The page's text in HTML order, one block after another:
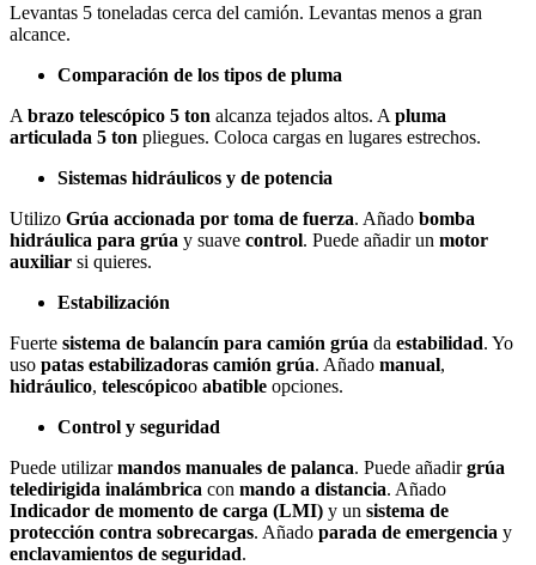
Levantas 5 toneladas cerca del camión. Levantas menos a gran
alcance.
Comparación de los tipos de pluma
A brazo telescópico 5 ton alcanza tejados altos. A pluma
articulada 5 ton pliegues. Coloca cargas en lugares estrechos.
Sistemas hidráulicos y de potencia
Utilizo Grúa accionada por toma de fuerza. Añado bomba
hidráulica para grúa y suave control. Puede añadir un motor
auxiliar si quieres.
Estabilización
Fuerte sistema de balancín para camión grúa da estabilidad. Yo
uso patas estabilizadoras camión grúa. Añado manual,
hidráulico, telescópicoo abatible opciones.
Control y seguridad
Puede utilizarmandos manuales de palanca. Puede añadirgrúa
teledirigida inalámbrica con mando a distancia. Añado
Indicador de momento de carga (LMI) y un sistema de
protección contra sobrecargas. Añado parada de emergencia y
enclavamientos de seguridad.